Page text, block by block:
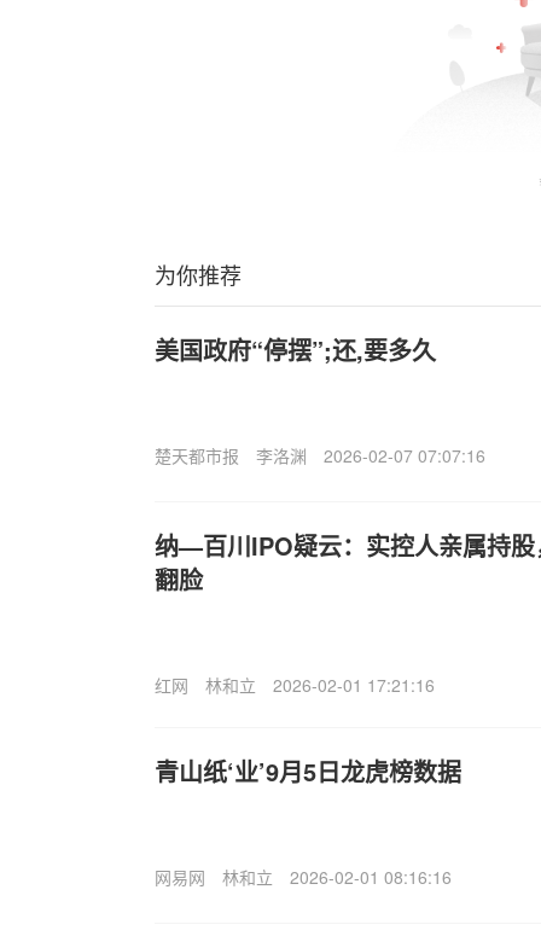
为你推荐
美国政府“停摆”;还,要多久
楚天都市报 李洛渊 2026-02-07 07:07:16
纳—百川IPO疑云：实控人亲属持
翻脸
红网 林和立 2026-02-01 17:21:16
青山纸‘业’9月5日龙虎榜数据
网易网 林和立 2026-02-01 08:16:16